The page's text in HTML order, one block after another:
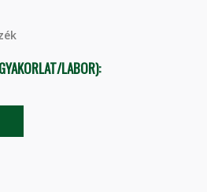
LABOR):